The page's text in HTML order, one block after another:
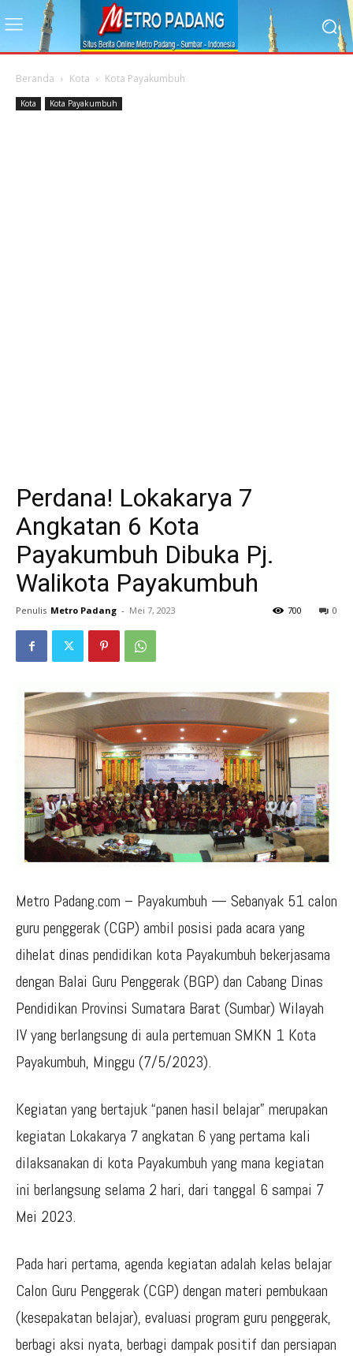
Beranda Kota Kota Payakumbuh
Kota Kota Payakumbuh
Perdana! Lokakarya 7
Angkatan 6 Kota
Payakumbuh Dibuka Pj.
Walikota Payakumbuh
Penulis Metro Padang - Mei 7, 2023 0
700
Metro Padang.com – Payakumbuh — Sebanyak 51 calon
guru penggerak (CGP) ambil posisi pada acara yang
dihelat dinas pendidikan kota Payakumbuh bekerjasama
dengan Balai Guru Penggerak (BGP) dan Cabang Dinas
Pendidikan Provinsi Sumatara Barat (Sumbar) Wilayah
IV yang berlangsung di aula pertemuan SMKN 1 Kota
Payakumbuh, Minggu (7/5/2023).
Kegiatan yang bertajuk “panen hasil belajar” merupakan
kegiatan Lokakarya 7 angkatan 6 yang pertama kali
dilaksanakan di kota Payakumbuh yang mana kegiatan
ini berlangsung selama 2 hari, dari tanggal 6 sampai 7
Mei 2023.
Pada hari pertama, agenda kegiatan adalah kelas belajar
Calon Guru Penggerak (CGP) dengan materi pembukaan
(kesepakatan belajar), evaluasi program guru penggerak,
berbagi aksi nyata, berbagi dampak positif dan persiapan